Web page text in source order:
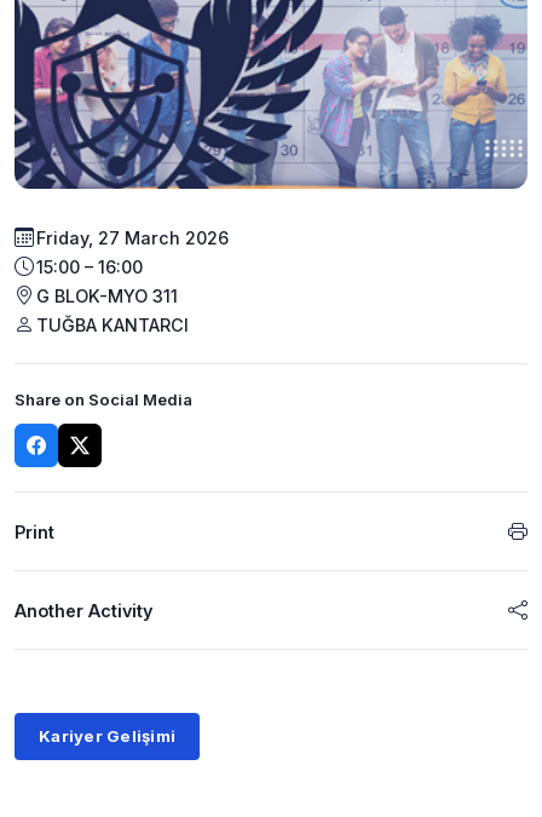
Friday, 27 March 2026
15:00 – 16:00
G BLOK-MYO 311
TUĞBA KANTARCI
Share on Social Media
Print
Another Activity
Kariyer Gelişimi